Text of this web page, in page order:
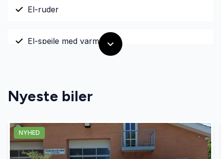
El-ruder
El-spejle med varme
Fjernbetjent centrallås
Fuldautomatisk klimaanlæg
Nyeste biler
NYHED